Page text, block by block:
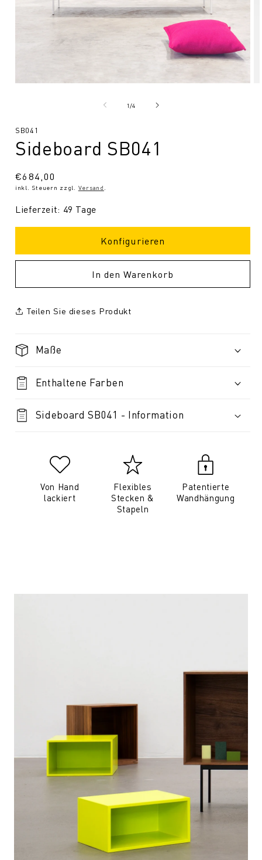
1/von
4
SKU:
SB041
Sideboard SB041
Normaler
Preis
€684,00
inkl. Steuern zzgl. Versand
Lieferzeit: 49 Tage
Konfigurieren
In den Warenkorb
Teilen Sie dieses Produkt
Maße
Enthaltene Farben
Sideboard SB041 - Information
Von Hand
lackiert
Flexibles
Stecken &
Stapeln
Patentierte
Wandhängung